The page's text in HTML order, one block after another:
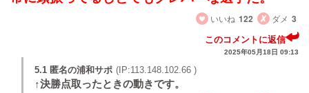
いいね 122 ダメ 3
このコメントに返信
2025年05月18日 09:13
5.1 匿名の浦和サポ (IP:113.148.102.66 )
↑決勝点取ったときの動きです。